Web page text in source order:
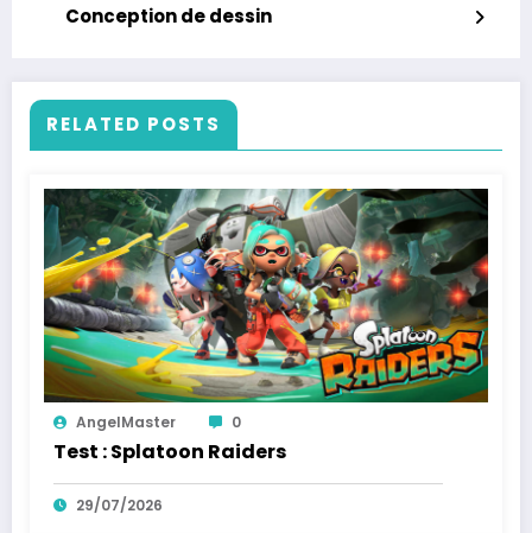
Conception de dessin
RELATED POSTS
AngelMaster 0
Test : Splatoon Raiders
29/07/2026